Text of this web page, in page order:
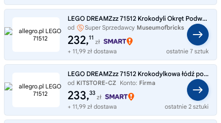
LEGO DREAMZzz 71512 Krokodyli Okręt Podwodny
od Super Sprzedawcy Museumofbricks
232,11
zł
+ 11,99 zł dostawa
ostatnie 7 sztuk
LEGO DREAMZzz 71512 Krokodylkowa łódź podwodna
od KITSTORE-CZ Konto: Firma
233,33
zł
+ 11,99 zł dostawa
ostatnie 2 sztuki